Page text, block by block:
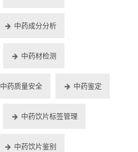
中药成分分析
中药材检测
中药质量安全 中药鉴定
中药饮片标签管理
中药饮片鉴别